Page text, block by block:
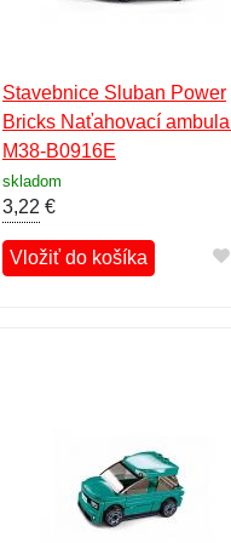
Stavebnice Sluban Power
Bricks Naťahovací
M38-B0916E
skladom
3,22 €
Vložiť do košíka